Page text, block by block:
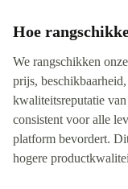
Hoe
We rangschikken
prijs,
kwaliteitsreputatie
consistent voor alle
platform bevordert.
hogere